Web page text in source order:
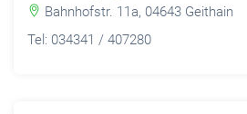
Bahnhofstr. 11a, 04643 Geithain
Tel: 034341 / 407280